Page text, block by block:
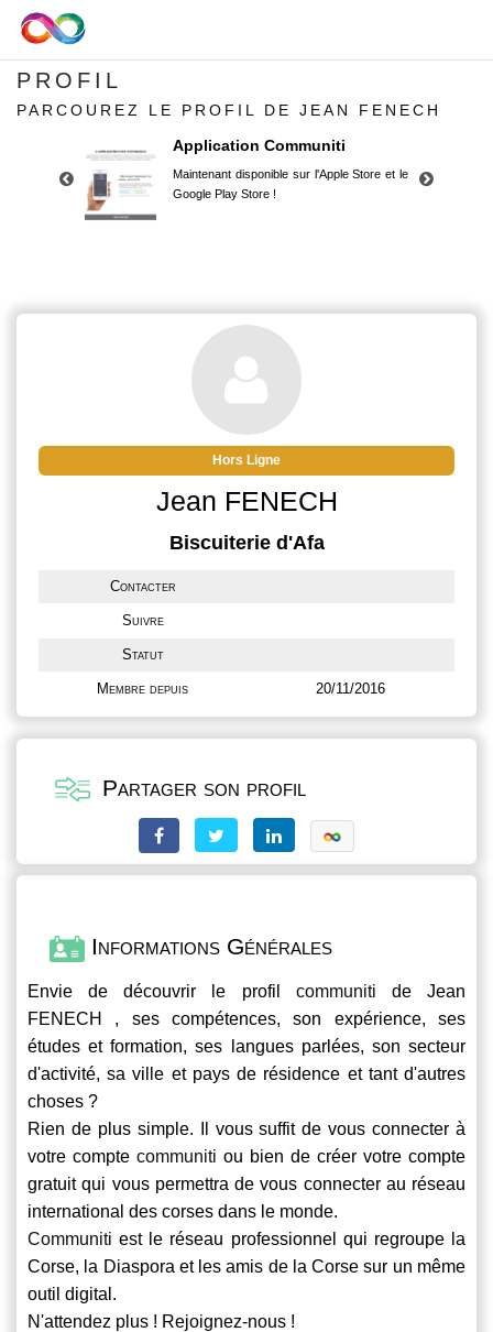
PROFIL
PARCOUREZ LE PROFIL DE JEAN FENECH
Application Communiti
Maintenant disponible sur l'Apple Store et le
Google Play Store !
Google Play Store !
Hors Ligne
Jean FENECH
Biscuiterie d'Afa
Contacter
Suivre
Statut
Membre depuis 20/11/2016
Partager son profil
Informations Générales
Envie de découvrir le profil communiti de Jean
FENECH , ses compétences, son expérience, ses
études et formation, ses langues parlées, son secteur
d'activité, sa ville et pays de résidence et tant d'autres
choses ?
Rien de plus simple. Il vous suffit de vous connecter à
votre compte communiti ou bien de créer votre compte
gratuit qui vous permettra de vous connecter au réseau
international des corses dans le monde.
Communiti est le réseau professionnel qui regroupe la
Corse, la Diaspora et les amis de la Corse sur un même
outil digital.
N'attendez plus ! Rejoignez-nous !